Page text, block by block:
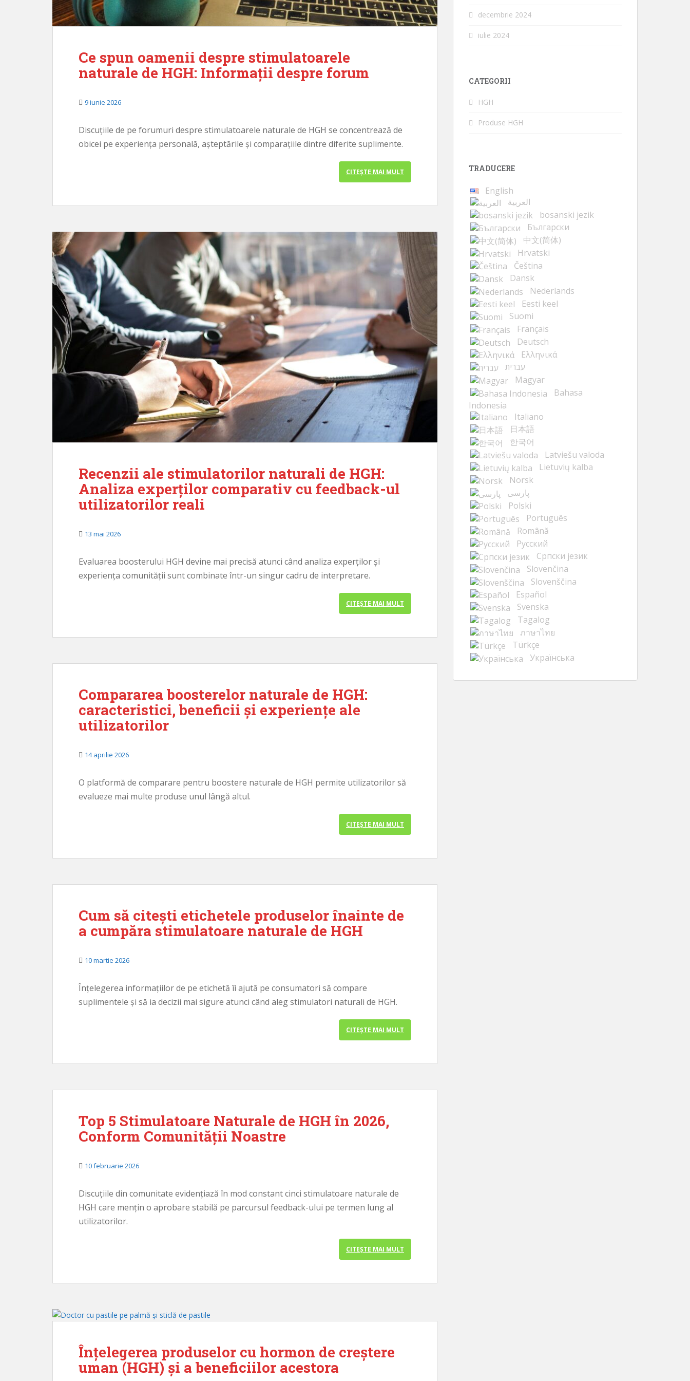
Ce spun oamenii despre stimulatoarele
naturale de HGH: Informații despre forum
9 iunie 2026
Discuțiile de pe forumuri despre stimulatoarele naturale de HGH se concentrează de
obicei pe experiența personală, așteptările și comparațiile dintre diferite suplimente.
CITEȘTE MAI MULT
Recenzii ale stimulatorilor naturali de HGH:
Analiza experților comparativ cu feedback-ul
utilizatorilor reali
13 mai 2026
Evaluarea boosterului HGH devine mai precisă atunci când analiza experților și
experiența comunității sunt combinate într-un singur cadru de interpretare.
CITEȘTE MAI MULT
Compararea boosterelor naturale de HGH:
caracteristici, beneficii și experiențe ale
utilizatorilor
14 aprilie 2026
O platformă de comparare pentru boostere naturale de HGH permite utilizatorilor să
evalueze mai multe produse unul lângă altul.
CITEȘTE MAI MULT
Cum să citești etichetele produselor înainte de
a cumpăra stimulatoare naturale de HGH
10 martie 2026
Înțelegerea informațiilor de pe etichetă îi ajută pe consumatori să compare
suplimentele și să ia decizii mai sigure atunci când aleg stimulatori naturali de HGH.
CITEȘTE MAI MULT
Top 5 Stimulatoare Naturale de HGH în 2026,
Conform Comunității Noastre
10 februarie 2026
Discuțiile din comunitate evidențiază în mod constant cinci stimulatoare naturale de
HGH care mențin o aprobare stabilă pe parcursul feedback-ului pe termen lung al
utilizatorilor.
CITEȘTE MAI MULT
Înțelegerea produselor cu hormon de creștere
uman (HGH) și a beneficiilor acestora
decembrie 2024
iulie 2024
CATEGORII
HGH
Produse HGH
TRADUCERE
English
العربية
bosanski jezik
Български
中文(简体)
Hrvatski
Čeština
Dansk
Nederlands
Eesti keel
Suomi
Français
Deutsch
Ελληνικά
עברית
Magyar
Bahasa
Indonesia
Italiano
日本語
한국어
Latviešu valoda
Lietuvių kalba
Norsk
پارسی
Polski
Português
Română
Русский
Cрпски језик
Slovenčina
Slovenščina
Español
Svenska
Tagalog
ภาษาไทย
Türkçe
Українська